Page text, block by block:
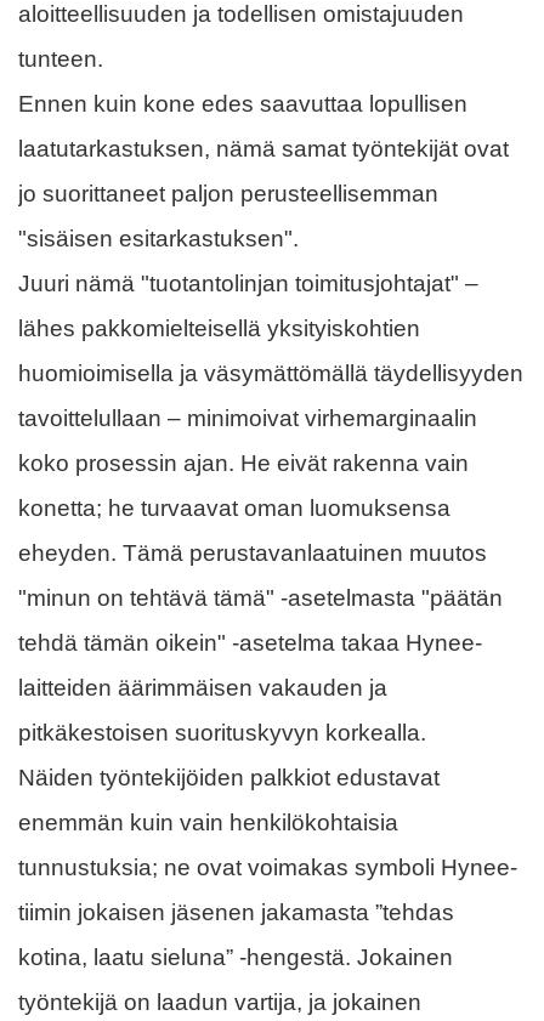
aloitteellisuuden ja todellisen omistajuuden
tunteen.
Ennen kuin kone edes saavuttaa lopullisen
laatutarkastuksen, nämä samat työntekijät ovat
jo suorittaneet paljon perusteellisemman
"sisäisen esitarkastuksen".
Juuri nämä "tuotantolinjan toimitusjohtajat" –
lähes pakkomielteisellä yksityiskohtien
huomioimisella ja väsymättömällä täydellisyyden
tavoittelullaan – minimoivat virhemarginaalin
koko prosessin ajan. He eivät rakenna vain
konetta; he turvaavat oman luomuksensa
eheyden. Tämä perustavanlaatuinen muutos
"minun on tehtävä tämä" -asetelmasta "päätän
tehdä tämän oikein" -asetelma takaa Hynee-
laitteiden äärimmäisen vakauden ja
pitkäkestoisen suorituskyvyn korkealla.
Näiden työntekijöiden palkkiot edustavat
enemmän kuin vain henkilökohtaisia ​​
tunnustuksia; ne ovat voimakas symboli Hynee-
tiimin jokaisen jäsenen jakamasta ”tehdas
kotina, laatu sieluna” -hengestä. Jokainen
työntekijä on laadun vartija, ja jokainen